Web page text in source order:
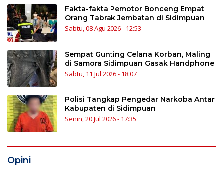
Fakta-fakta Pemotor Bonceng Empat
Orang Tabrak Jembatan di Sidimpuan
Sabtu, 08 Agu 2026 - 12:53
Sempat Gunting Celana Korban, Maling
di Samora Sidimpuan Gasak Handphone
Sabtu, 11 Jul 2026 - 18:07
Polisi Tangkap Pengedar Narkoba Antar
Kabupaten di Sidimpuan
Senin, 20 Jul 2026 - 17:35
Opini